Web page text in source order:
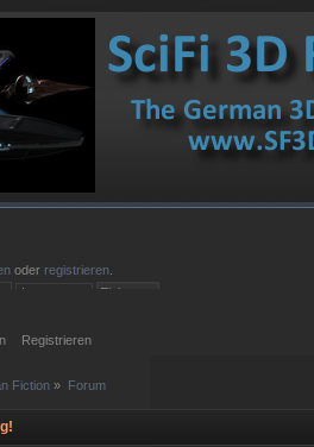
oder registrieren
Registrieren
Fiction » Forum